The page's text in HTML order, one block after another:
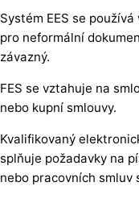
Systém EES se
pro neformální
závazný.
FES se vztahuje na
nebo kupní smlouvy.
Kvalifikovaný
splňuje požadavky na
nebo pracovních smluv